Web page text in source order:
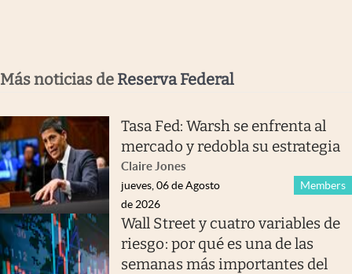
Más noticias de Reserva Federal
Tasa Fed: Warsh se enfrenta al
mercado y redobla su estrategia
Claire Jones
Members
jueves, 06 de Agosto
de 2026
Wall Street y cuatro variables de
riesgo: por qué es una de las
semanas más importantes del